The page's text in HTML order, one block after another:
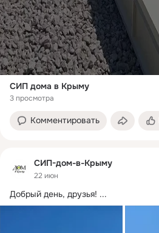
СИП дома в Крыму
3 просмотра
Комментировать
СИП-дом-в-Крыму
22 июн
Добрый день, друзья! ...